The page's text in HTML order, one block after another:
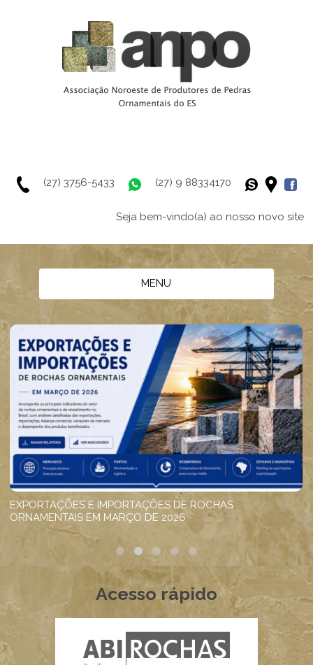
(27) 9 88334170
(27) 3756-5433
Seja bem-vindo(a) ao nosso novo site
MENU
Acesso rápido